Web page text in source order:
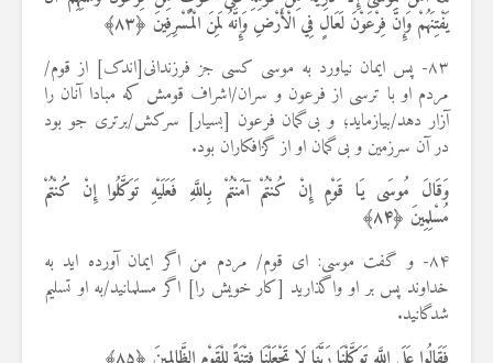
يَفْتِنَهُمْ وَإِنَّ فِرْعَوْنَ لَعَالٍ فِي الْأَرْضِ وَإِنَّهُ لَمِنَ الْمُسْرِفِينَ ﴿۸۳﴾
۸۳- پس ایمان نیاورد به موسی کسی جز فرزندانی[اندک] از قوم/
مردم او با ترسی از فرعون و سران/اشراف قومش که مبادا آنان را
آزار دهد/بیازماید؛ و بی‌گمان فرعون [بسیار] سرکش/برتری جو بود
در آن سرزمین و بی‌گمان او از گزافکاران بود.
وَقَالَ مُوسَى يَا قَوْمِ إِنْ كُنْتُمْ آمَنْتُمْ بِاللَّهِ فَعَلَيْهِ تَوَكَّلُوا إِنْ كُنْتُمْ
مُسْلِمِينَ ﴿۸۴﴾
۸۴- و گفت موسی: ای قوم/ مردم من اگر ایمان آورده اید به
خداوند پس بر او واگذارید [کار خویش را] اگر مسلمانید/به او تسلیم
شدگانید.